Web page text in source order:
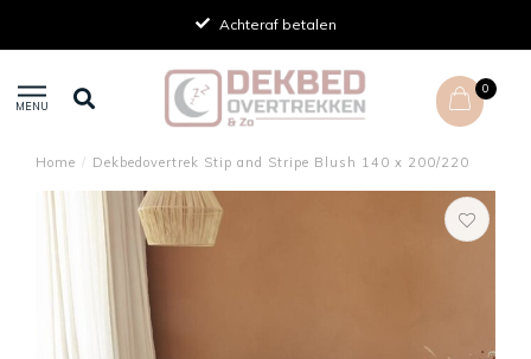
Achteraf betalen
MENU
0
Home / Dekbedovertrek Stip and Stripe Blush 140 x 200/220